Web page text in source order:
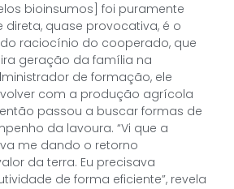
bioinsumos] foi puramente
direta, quase provocativa, é o
raciocínio do cooperado, que
geração da família na
de formação, ele
com a produção agrícola
então passou a buscar formas de
da lavoura. “Vi que a
me dando o retorno
da terra. Eu precisava
de forma eficiente”, revela